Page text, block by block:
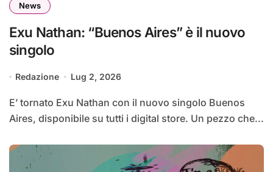
News
Exu Nathan: “Buenos Aires” è il nuovo
singolo
Redazione Lug 2, 2026
E’ tornato Exu Nathan con il nuovo singolo Buenos
Aires, disponibile su tutti i digital store. Un pezzo che...